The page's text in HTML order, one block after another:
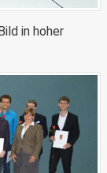
in hoher